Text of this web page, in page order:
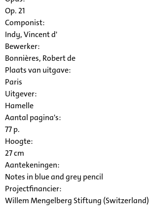
Op. 21
Componist:
Indy, Vincent d'
Bewerker:
Bonnières, Robert de
Plaats van uitgave:
Paris
Uitgever:
Hamelle
Aantal pagina's:
77 p.
Hoogte:
27 cm
Aantekeningen:
Notes in blue and grey pencil
Projectfinancier:
Willem Mengelberg Stiftung (Switzerland)